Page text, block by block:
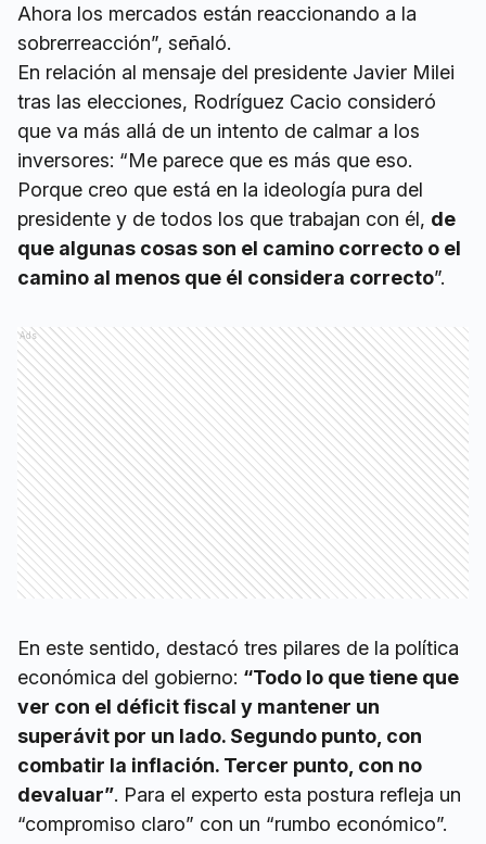
Ahora los mercados están reaccionando a la
sobrerreacción”, señaló.
En relación al mensaje del presidente Javier Milei
tras las elecciones, Rodríguez Cacio consideró
que va más allá de un intento de calmar a los
inversores: “Me parece que es más que eso.
Porque creo que está en la ideología pura del
presidente y de todos los que trabajan con él, de
que algunas cosas son el camino correcto o el
camino al menos que él considera correcto”.
Ads
En este sentido, destacó tres pilares de la política
económica del gobierno: “Todo lo que tiene que
ver con el déficit fiscal y mantener un
superávit por un lado. Segundo punto, con
combatir la inflación. Tercer punto, con no
devaluar”. Para el experto esta postura refleja un
“compromiso claro” con un “rumbo económico”.